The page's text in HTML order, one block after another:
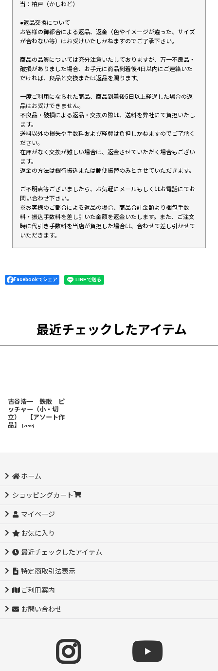
当：柏戸（かしわど）
●返品交換について
お客様の御都合による返品、返金（色やイメージが違った、サイズ
が合わない等）はお受けいたしかねますのでご了承下さい。
商品の品質については充分注意いたしておりますが、万一不良品・
破損がありました場合、お手元に商品到着後4日以内にご連絡いた
だければ、良品と交換または返品を賜ります。
一度ご利用になられた商品、商品到着後5日以上経過した場合の返
品はお受けできません。
不良品・破損による返品・交換の際は、送料を弊社にて負担いたし
ます。
送料以外の損失や手数料および経費は負担しかねますのでご了承く
ださい。
在庫がなく交換が難しい場合は、返金させていただく場合もござい
ます。
返金の方法は銀行振込または郵便振替のみとさせていただきます。
ご不明点等ございましたら、お気軽にメールもしくはお電話にてお
問い合わせ下さい。
※お客様のご都合による返品の場合、商品合計金額より梱包手数
料・振込手数料を差し引いた金額を返金いたします。また、ご注文
時に代引き手数料を当店が負担した場合は、合わせて差し引かせて
いただきます。
Facebookでシェア
最近チェックしたアイテム
古谷浩一 鉄散 ピ
ッチャー（小・切
立） 【アソート作
品】
21656]
ホーム
ショッピングカート
マイページ
お気に入り
最近チェックしたアイテム
特定商取引法表示
ご利用案内
お問い合わせ